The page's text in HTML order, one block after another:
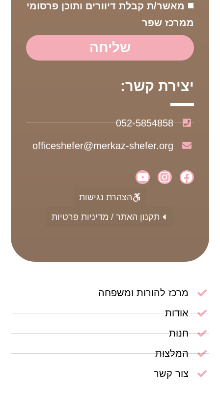
מאשר/ת קבלת דיוורים ותוכן פרסומי
ממרכז שפר
שליחה
יצירת קשר:
052-5854858
officeshefer@merkaz-shefer.org
הצהרת נגישות
תקנון האתר / מדיניות פרטיות
מרכז להורות ומשפחה
אודות
חנות
המלצות
צור קשר